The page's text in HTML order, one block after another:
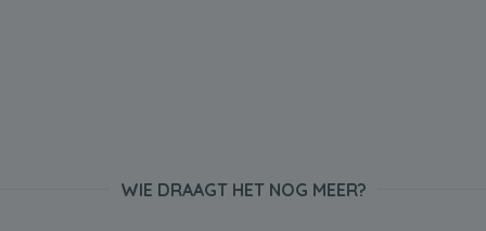
WIE DRAAGT HET NOG MEER?